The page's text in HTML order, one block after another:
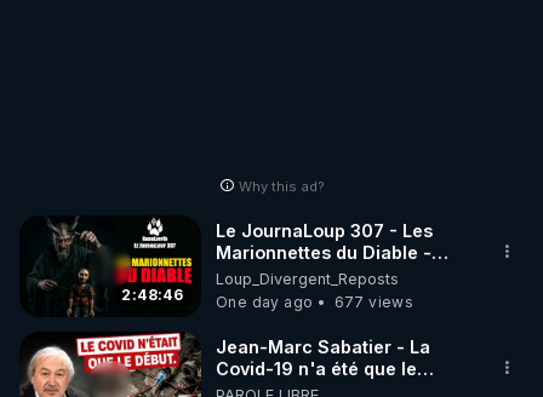
Why this ad?
2:48:46
Le JournaLoup 307 - Les
Marionnettes du Diable -
Loup Divergent 2026.08.07
Loup_Divergent_Reposts
One day ago
677 views
Jean-Marc Sabatier - La
Covid-19 n'a été que le
début - L'ARNm & l'ARNm-aa